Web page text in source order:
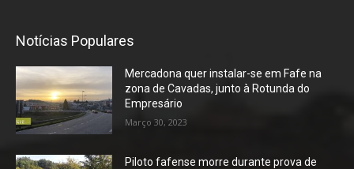
Notícias Populares
Mercadona quer instalar-se em Fafe na
zona de Cavadas, junto à Rotunda do
Empresário
Março 30, 2023
Piloto fafense morre durante prova de